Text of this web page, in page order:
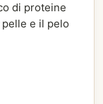
di proteine
e il pelo